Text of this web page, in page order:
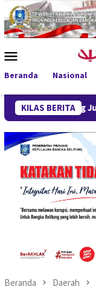
Loncat
ke
konten
Mobile
Beranda Nasional
KILAS BERITA
Juara 1 dan 3
Beranda Daerah